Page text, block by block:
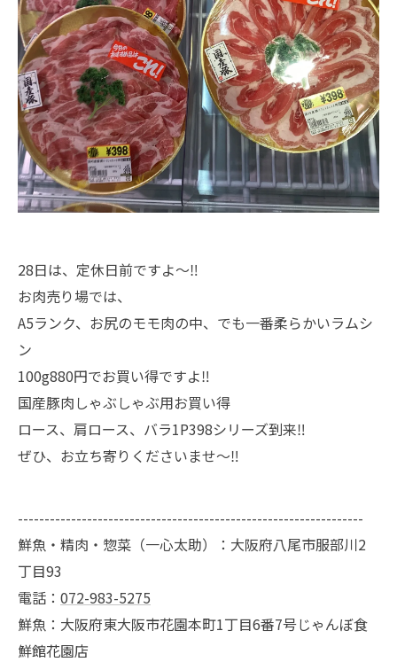
28日は、定休日前ですよ〜‼️
お肉売り場では、
A5ランク、お尻のモモ肉の中、でも一番柔らかいラムシ
ン
100g880円でお買い得ですよ‼️
国産豚肉しゃぶしゃぶ用お買い得
ロース、肩ロース、バラ1P398シリーズ到来‼️
ぜひ、お立ち寄りくださいませ〜‼️
-----------------------------------------------------------------
鮮魚・精肉・惣菜（一心太助）：大阪府八尾市服部川2
丁目93
電話： 072-983-5275
鮮魚：大阪府東大阪市花園本町1丁目6番7号じゃんぼ食
鮮館花園店